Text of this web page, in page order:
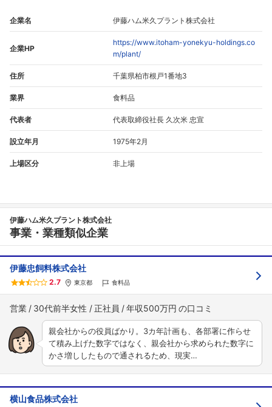
企業名 伊藤ハム米久プラント株式会社
企業HP
https://www.itoham-yonekyu-holdings.co
m/plant/
住所 千葉県柏市根戸1番地3
業界 食料品
代表者 代表取締役社長 久次米 忠宣
設立年月 1975年2月
上場区分 非上場
伊藤ハム米久プラント株式会社
事業・業種類似企業
伊藤忠飼料株式会社
2.7 東京都 食料品
営業 30代前半女性 正社員 年収500万円
親会社からの役員ばかり。3カ年計画も、各部署に作らせ
て積み上げた数字ではなく、親会社から求められた数字に
かさ増ししたもので通されるため、現実…
横山食品株式会社